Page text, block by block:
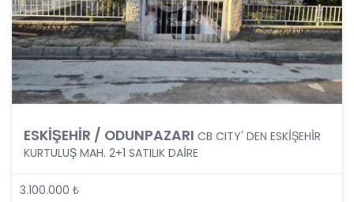
belirlenmişse bu süreye uygun davranacak, bir
süre belirlenmemişse kişisel verileri işlendikleri
amaç için gerekli olan süre kadar muhafaza
edecektir. Sürenin bitimi veya işlenmesini
gerektiren sebeplerin ortadan kalkması halinde
kişisel veriler CB CB Gayrimenkul Franchising
tarafından silinecek, yok edilecek veya anonim
hale getirilecektir.
inci Maddesinde Belirtilen Kişisel Veri İşleme
ESKİŞEHİR / ODUNPAZARI CB CITY' DEN ESKİŞEHİR
KURTULUŞ MAH. 2+1 SATILIK DAİRE
3.100.000 ₺